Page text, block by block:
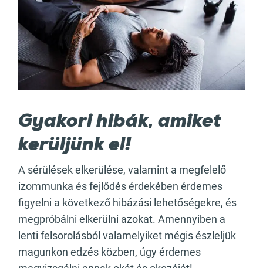
Gyakori hibák, amiket
kerüljünk el!
A sérülések elkerülése, valamint a megfelelő
izommunka és fejlődés érdekében érdemes
figyelni a következő hibázási lehetőségekre, és
megpróbálni elkerülni azokat. Amennyiben a
lenti felsorolásból valamelyiket mégis észleljük
magunkon edzés közben, úgy érdemes